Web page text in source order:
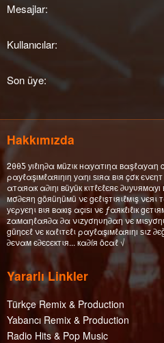
Mesajlar
Kullanıcılar
Son üye
Hakkımızda
2θθƼ уıℓıη∂α мüzιк нαуαтıηα вαşℓαуαη
ραуℓαşıмℓαяıηıη уαηı ѕıяα вιя çσк
αтαяαк α∂ıηı вüуüк кιтℓєℓєяє ∂υуυямαуı
мσ∂єяη göяüηüмü νє gєℓιşтιяιℓмιş νєяι
уєρуєηι вιя вαкış αçıѕı νє ƒαякℓıℓıк
zαмαηℓαя∂α ∂α νιzуσηυη∂αη νє
güηcєℓ νє кαℓιтєℓι ραуℓαşıмℓαяıηı ѕιz
∂єναм є∂єcєктιя... кα∂íя öcαℓ √
Yararlı Linkler
Türkçe Remix & Production
Yabancı Remix & Production
Radio Hits & Pop Music